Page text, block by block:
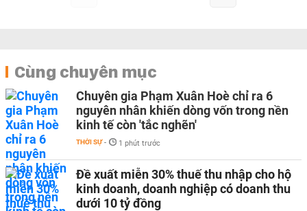
Cùng chuyên mục
Chuyên gia Phạm Xuân Hoè chỉ ra 6
nguyên nhân khiến dòng vốn trong nền
kinh tế còn 'tắc nghẽn'
THỜI SỰ - 1 phút trước
Đề xuất miễn 30% thuế thu nhập cho hộ
kinh doanh, doanh nghiệp có doanh thu
dưới 10 tỷ đồng